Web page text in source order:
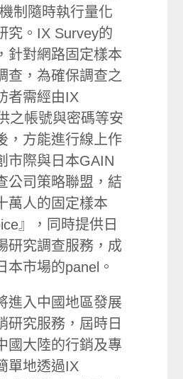
制隨時執行量化
究。IX Survey的
針對網路固定樣本
查，為確保調查之
者需經由IX
之帳號與密碼等安
，方能進行線上作
市際與日本GAIN
公司策略聯盟，結
萬人的固定樣本
』，同時提供日
研究調查服務，成
本市場的panel。
進入中國地區發展
研究服務，屆時日
國大陸的行銷及專
單地透過IX